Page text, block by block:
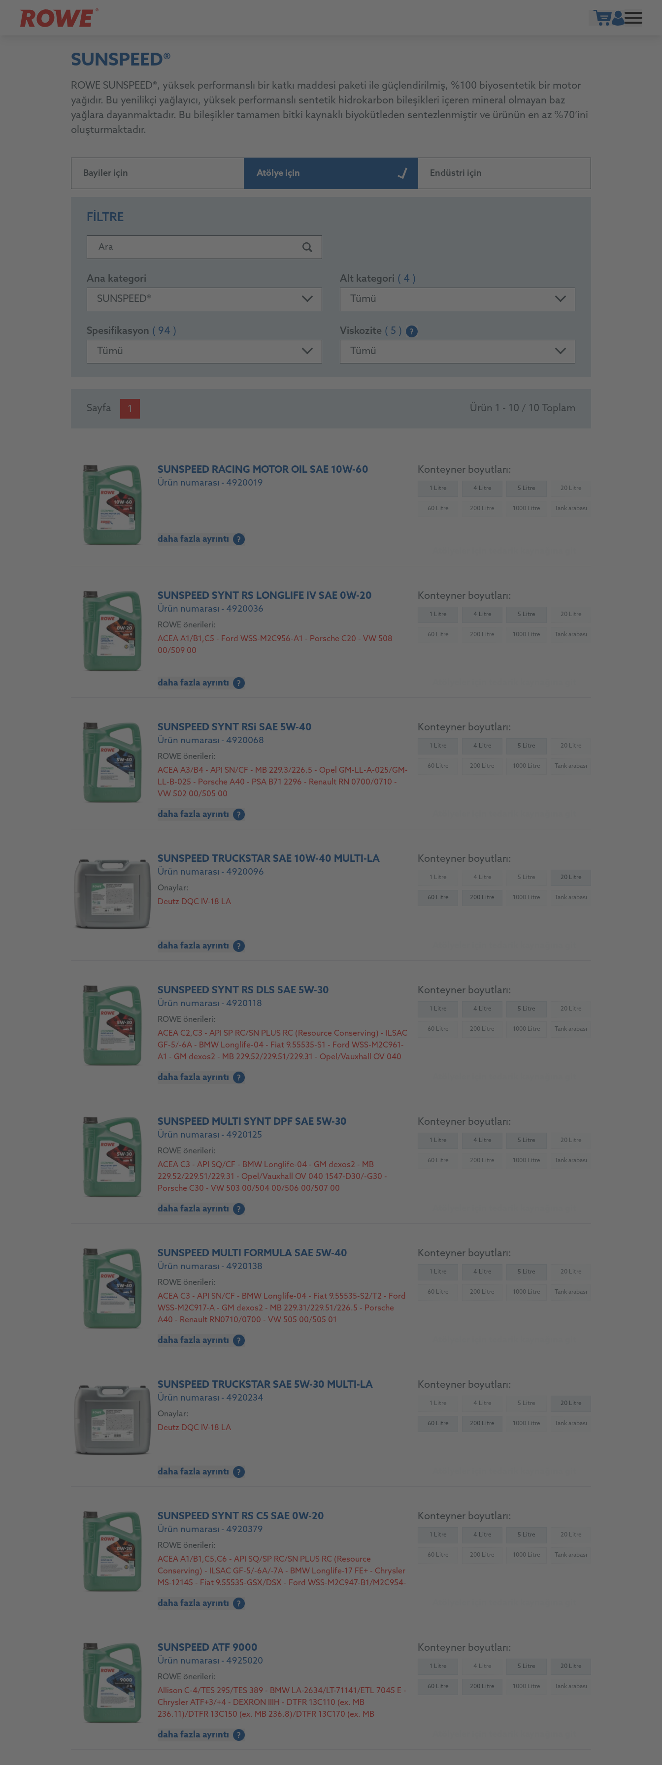
SUNSPEED®
ROWE SUNSPEED®, yüksek performanslı bir katkı maddesi paketi ile güçlendirilmiş, %100 biyosentetik bir motor
yağıdır. Bu yenilikçi yağlayıcı, yüksek performanslı sentetik hidrokarbon bileşikleri içeren mineral olmayan baz
yağlara dayanmaktadır. Bu bileşikler tamamen bitki kaynaklı biyokütleden sentezlenmiştir ve ürünün en az %70’ini
oluşturmaktadır.
Bayiler için Atölye için Endüstri için
FILTRE
Ara
Ana kategori
SUNSPEED®
Alt kategori ( 4 )
Tümü
Spesifikasyon ( 94 )
Tümü
Viskozite ( 5 ) ?
Tümü
PRODUCTS
Sayfa 1 Ürün 1 - 10 / 10 Toplam
SUNSPEED RACING MOTOR OIL SAE 10W-60
Ürün numarası - 4920019
daha fazla ayrıntı ?
Konteyner boyutları:
1 Litre 4 Litre 5 Litre 20 Litre(Not available)
60 Litre(Not available)200 Litre(Not available)1000 Litre(Not available)Tank arabası
(Not available)
SUNSPEED SYNT RS LONGLIFE IV SAE 0W-20
Ürün numarası - 4920036
ROWE önerileri:
ACEA A1/B1,C5 - Ford WSS-M2C956-A1 - Porsche C20 - VW 508
00/509 00
daha fazla ayrıntı ?
Konteyner boyutları:
1 Litre 4 Litre 5 Litre 20 Litre(Not available)
60 Litre(Not available)200 Litre(Not available)1000 Litre(Not available)Tank arabası
(Not available)
SUNSPEED SYNT RSi SAE 5W-40
Ürün numarası - 4920068
ROWE önerileri:
ACEA A3/B4 - API SN/CF - MB 229.3/226.5 - Opel GM-LL-A-025/GM-
LL-B-025 - Porsche A40 - PSA B71 2296 - Renault RN 0700/0710 -
VW 502 00/505 00
daha fazla ayrıntı ?
Konteyner boyutları:
1 Litre 4 Litre 5 Litre 20 Litre(Not available)
60 Litre(Not available)200 Litre(Not available)1000 Litre(Not available)Tank arabası
(Not available)
SUNSPEED TRUCKSTAR SAE 10W-40 MULTI-LA
Ürün numarası - 4920096
Onaylar:
Deutz DQC IV-18 LA
daha fazla ayrıntı ?
Konteyner boyutları:
1 Litre(Not available)4 Litre(Not available)5 Litre(Not available)20 Litre
60 Litre 200 Litre 1000 Litre(Not available)Tank arabası
(Not available)
SUNSPEED SYNT RS DLS SAE 5W-30
Ürün numarası - 4920118
ROWE önerileri:
ACEA C2,C3 - API SP RC/SN PLUS RC (Resource Conserving) - ILSAC
GF-5/-6A - BMW Longlife-04 - Fiat 9.55535-S1 - Ford WSS-M2C961-
A1 - GM dexos2 - MB 229.52/229.51/229.31 - Opel/Vauxhall OV 040
(nur/only Benzin/Gasoline) - VW 505 00/505 01 - VWC 530 34
daha fazla ayrıntı ?
Konteyner boyutları:
1 Litre 4 Litre 5 Litre 20 Litre(Not available)
60 Litre(Not available)200 Litre(Not available)1000 Litre(Not available)Tank arabası
(Not available)
SUNSPEED MULTI SYNT DPF SAE 5W-30
Ürün numarası - 4920125
ROWE önerileri:
ACEA C3 - API SQ/CF - BMW Longlife-04 - GM dexos2 - MB
229.52/229.51/229.31 - Opel/Vauxhall OV 040 1547-D30/-G30 -
Porsche C30 - VW 503 00/504 00/506 00/507 00
daha fazla ayrıntı ?
Konteyner boyutları:
1 Litre 4 Litre 5 Litre 20 Litre(Not available)
60 Litre(Not available)200 Litre(Not available)1000 Litre(Not available)Tank arabası
(Not available)
SUNSPEED MULTI FORMULA SAE 5W-40
Ürün numarası - 4920138
ROWE önerileri:
ACEA C3 - API SN/CF - BMW Longlife-04 - Fiat 9.55535-S2/T2 - Ford
WSS-M2C917-A - GM dexos2 - MB 229.31/229.51/226.5 - Porsche
A40 - Renault RN0710/0700 - VW 505 00/505 01
daha fazla ayrıntı ?
Konteyner boyutları:
1 Litre 4 Litre 5 Litre 20 Litre(Not available)
60 Litre(Not available)200 Litre(Not available)1000 Litre(Not available)Tank arabası
(Not available)
SUNSPEED TRUCKSTAR SAE 5W-30 MULTI-LA
Ürün numarası - 4920234
Onaylar:
Deutz DQC IV-18 LA
daha fazla ayrıntı ?
Konteyner boyutları:
1 Litre(Not available)4 Litre(Not available)5 Litre(Not available)20 Litre
60 Litre 200 Litre 1000 Litre(Not available)Tank arabası
(Not available)
SUNSPEED SYNT RS C5 SAE 0W-20
Ürün numarası - 4920379
ROWE önerileri:
ACEA A1/B1,C5,C6 - API SQ/SP RC/SN PLUS RC (Resource
Conserving) - ILSAC GF-5/-6A/-7A - BMW Longlife-17 FE+ - Chrysler
MS-12145 - Fiat 9.55535-GSX/DSX - Ford WSS-M2C947-B1/M2C954-
MB 229.71/229.72 - Opel/Vauxhall OV 040 1547-A20 - Volvo VCC
daha fazla ayrıntı ?
Konteyner boyutları:
1 Litre 4 Litre 5 Litre 20 Litre(Not available)
60 Litre(Not available)200 Litre(Not available)1000 Litre(Not available)Tank arabası
(Not available)
SUNSPEED ATF 9000
Ürün numarası - 4925020
ROWE önerileri:
Allison C-4/TES 295/TES 389 - BMW LA-2634/LT-71141/ETL 7045 E -
Chrysler ATF+3/+4 - DEXRON IIIH - DTFR 13C110 (ex. MB
236.11)/DTFR 13C150 (ex. MB 236.8)/DTFR 13C170 (ex. MB
A1/WSS-M2C924-A/938-A - GM 9986195 - Honda Z1 -
daha fazla ayrıntı ?
Konteyner boyutları:
1 Litre 4 Litre(Not available)5 Litre 20 Litre
60 Litre 200 Litre 1000 Litre(Not available)Tank arabası
(Not available)